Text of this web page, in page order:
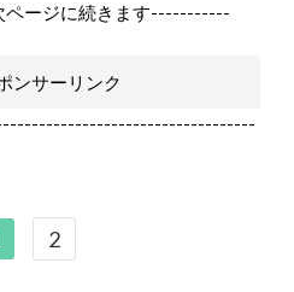
ージに続きます-----------
ンサーリンク
2